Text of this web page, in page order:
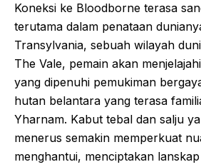
Koneksi ke Bloodborne terasa
terutama dalam penataan
Transylvania, sebuah wilayah
The Vale, pemain akan
yang dipenuhi pemukiman
hutan belantara yang terasa
Yharnam. Kabut tebal dan salju
menerus semakin memperkuat
menghantui, menciptakan